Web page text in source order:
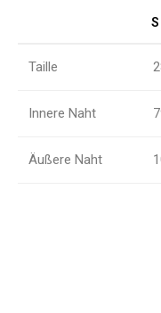
S
Taille
Innere Naht
Äußere Naht